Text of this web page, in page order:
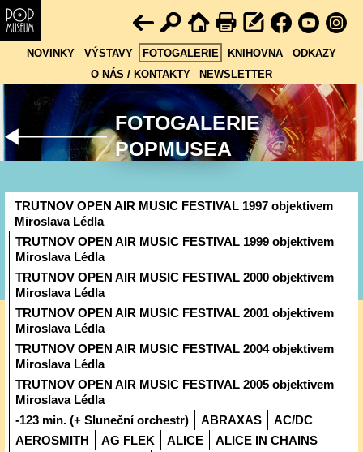
NOVINKY VÝSTAVY FOTOGALERIE KNIHOVNA
ODKAZY
O NÁS / KONTAKTY
NEWSLETTER
FOTOGALERIE
POPMUSEA
TRUTNOV OPEN AIR MUSIC FESTIVAL 1997 objektivem
Miroslava Lédla
TRUTNOV OPEN AIR MUSIC FESTIVAL 1999 objektivem
Miroslava Lédla
TRUTNOV OPEN AIR MUSIC FESTIVAL 2000 objektivem
Miroslava Lédla
TRUTNOV OPEN AIR MUSIC FESTIVAL 2001 objektivem
Miroslava Lédla
TRUTNOV OPEN AIR MUSIC FESTIVAL 2004 objektivem
Miroslava Lédla
TRUTNOV OPEN AIR MUSIC FESTIVAL 2005 objektivem
Miroslava Lédla
-123 min. (+ Sluneční orchestr)
ABRAXAS
AC/DC
AEROSMITH
AG FLEK ALICE
ALICE IN CHAINS